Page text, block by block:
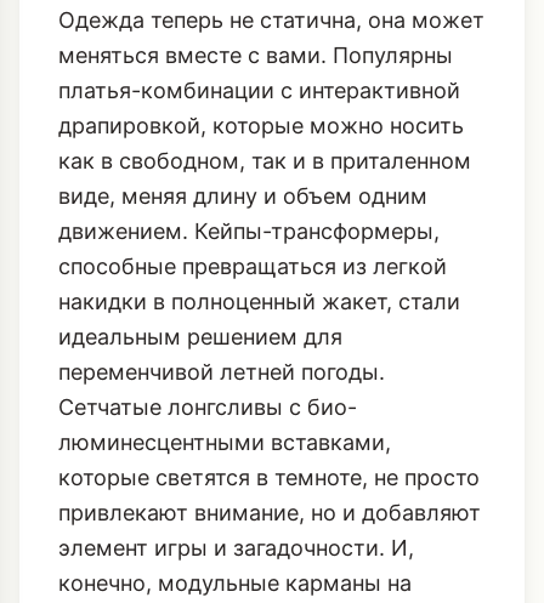
Одежда теперь не статична, она может
меняться вместе с вами. Популярны
платья-комбинации с интерактивной
драпировкой, которые можно носить
как в свободном, так и в приталенном
виде, меняя длину и объем одним
движением. Кейпы-трансформеры,
способные превращаться из легкой
накидки в полноценный жакет, стали
идеальным решением для
переменчивой летней погоды.
Сетчатые лонгсливы с био-
люминесцентными вставками,
которые светятся в темноте, не просто
привлекают внимание, но и добавляют
элемент игры и загадочности. И,
конечно, модульные карманы на